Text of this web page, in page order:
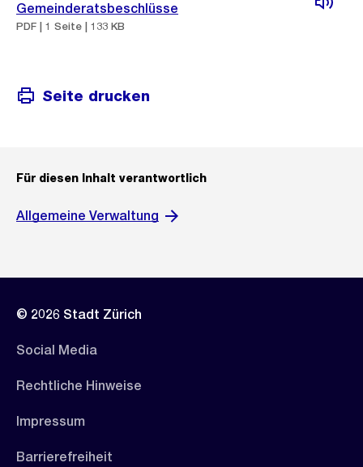
Gemeinderatsbeschlüsse
PDF | 1 Seite | 133 KB
Seite drucken
Für diesen Inhalt verantwortlich
Allgemeine Verwaltung
© 2026 Stadt Zürich
Social Media
Rechtliche Hinweise
Impressum
Barrierefreiheit